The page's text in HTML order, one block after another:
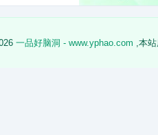
一品好脑洞 - www.yphao.com ,本